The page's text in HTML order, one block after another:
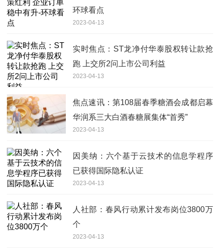
环球看点
2023-04-13
实时焦点：ST龙净付华泰股权转让款抢
跑 上交所2问上市公司利益
2023-04-13
焦点速讯：第108届春季糖酒会成都启幕
华润系三大白酒春糖展集体“首秀”
2023-04-13
因美纳：六个基于云技术的信息学程序
已获得国际隐私认证
2023-04-13
人社部：春风行动累计发布岗位3800万
个
2023-04-13